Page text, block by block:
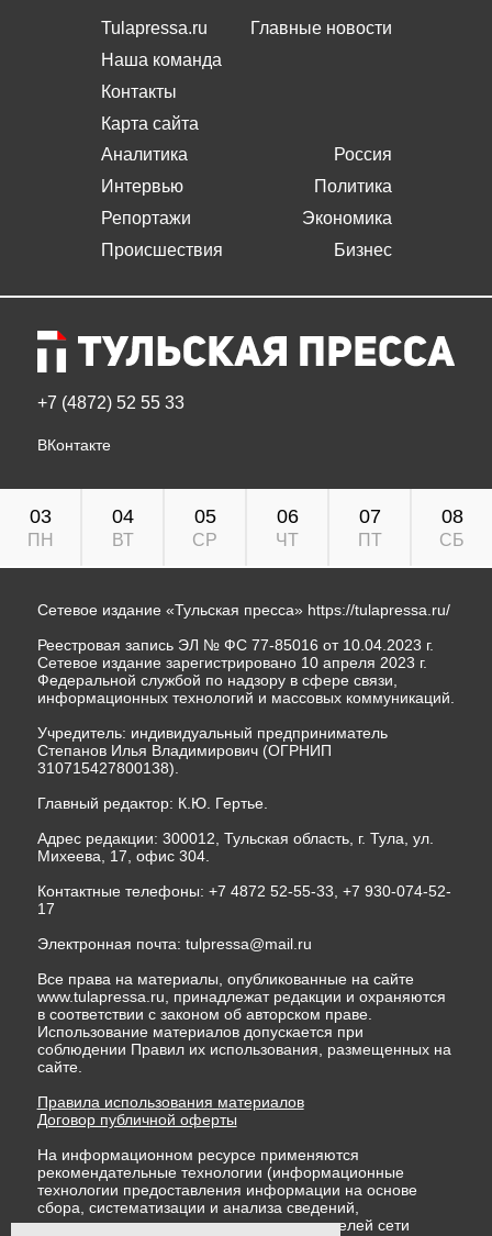
Tulapressa.ru
Наша команда
Контакты
Карта сайта
Главные новости
Аналитика
Интервью
Репортажи
Происшествия
Россия
Политика
Экономика
Бизнес
+7 (4872) 52 55 33
ВКонтакте
03
ПН
04
ВТ
05
СР
06
ЧТ
07
ПТ
08
СБ
Сетевое издание «Тульская пресса» https://tulapressa.ru/
Реестровая запись ЭЛ № ФС 77-85016 от 10.04.2023 г.
Сетевое издание зарегистрировано 10 апреля 2023 г.
Федеральной службой по надзору в сфере связи,
информационных технологий и массовых коммуникаций.
Учредитель: индивидуальный предприниматель
Степанов Илья Владимирович (ОГРНИП
310715427800138).
Главный редактор: К.Ю. Гертье.
Адрес редакции: 300012, Тульская область, г. Тула, ул.
Михеева, 17, офис 304.
Контактные телефоны: +7 4872 52-55-33, +7 930-074-52-
17
Электронная почта: tulpressa@mail.ru
Все права на материалы, опубликованные на сайте
www.tulapressa.ru, принадлежат редакции и охраняются
в соответствии с законом об авторском праве.
Использование материалов допускается при
соблюдении Правил их использования, размещенных на
сайте.
Правила использования материалов
Договор публичной оферты
На информационном ресурсе применяются
рекомендательные технологии (информационные
технологии предоставления информации на основе
сбора, систематизации и анализа сведений,
относящихся к предпочтениям пользователей сети